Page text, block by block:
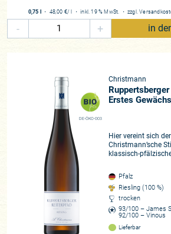
elementare und gelebte Überzeugung
Reduzierung und Klarheit strebenden
Viertel der Rebfläche sind hier mit
Jahrzehnte optimiert wurde, beschreitet
Kerngebiet leidenschaftlich neue Pfade.
Siebenmeilenstiefeln! V
INIFIKATION UND PHILOSOPHIE
Was für die Reben, rot wie weiß gilt:
sowie Herbizide, sanfter Rebschnitt, um
erhalten und zu pflegen.
Weinberg erhalten die Biodiversität im
Entblätterung, biodynamische Präparate
sorgen für gesunde Trauben und einen
Boden. All das setzt den persönlichen
0,75 l ・ 48,00 €/ l ・inkl. 19 % MwSt. ・ zzgl.
- + in
DE-ÖKO-003
Christmann
Erstes
Hier vereint sich
Christmann’sche
klassisch-
Pfalz
Riesling (100 %)
trocken
93/100 – James
92/100 – Vinous
Lieferbar